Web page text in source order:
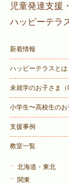
児童発達支援
ハッピーテラ
新着情報
ハッピーテラスとは
未就学のお子さま
小学生〜高校生のお
支援事例
教室一覧
北海道・東北
関東